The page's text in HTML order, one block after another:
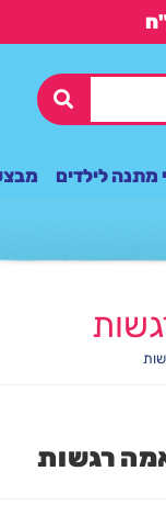
מתנה לילדים
רגשות